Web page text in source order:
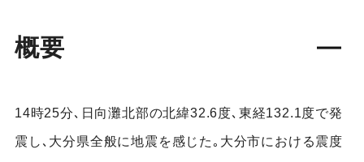
概要
14時25分､日向灘北部の北緯32.6度､東経132.1度で発
震し､大分県全般に地震を感じた｡大分市における震度